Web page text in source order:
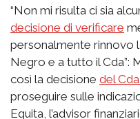
“Non mi risulta ci sia
decisione di verificare
personalmente rinnovo
Negro e a tutto il Cda”:
così la decisione del
proseguire sulle
Equita, l’advisor